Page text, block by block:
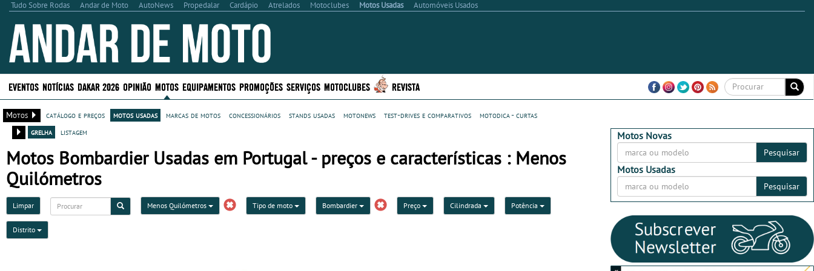
Tudo Sobre Rodas Andar de Moto AutoNews Propedalar Cardápio Atrelados Motoclubes Motos Usadas Automóveis Usados
EVENTOS NOTÍCIAS DAKAR 2026 OPINIÃO MOTOS EQUIPAMENTOS PROMOÇÕES SERVIÇOS MOTOCLUBES REVISTA
Motos catálogo e preços motos usadas marcas de motos concessionários stands usadas motonews test-drives e comparativos
motodica - curtas
grelha
listagem
Motos Bombardier Usadas em Portugal - preços e características : Menos
Quilómetros
Limpar Menos Quilómetros Tipo de moto Bombardier Preço Cilindrada Potência
Distrito
Motos Novas
Pesquisar
Motos Usadas
Pesquisar